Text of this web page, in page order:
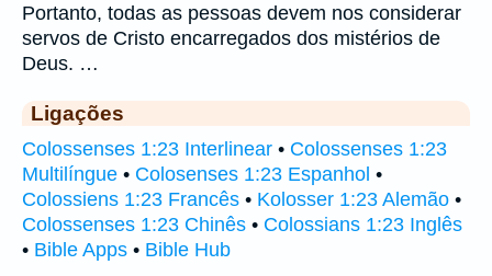
Portanto, todas as pessoas devem nos considerar
servos de Cristo encarregados dos mistérios de
Deus. …
Ligações
Colossenses 1:23 Interlinear • Colossenses 1:23
Multilíngue • Colosenses 1:23 Espanhol •
Colossiens 1:23 Francês • Kolosser 1:23 Alemão •
Colossenses 1:23 Chinês • Colossians 1:23 Inglês
• Bible Apps • Bible Hub